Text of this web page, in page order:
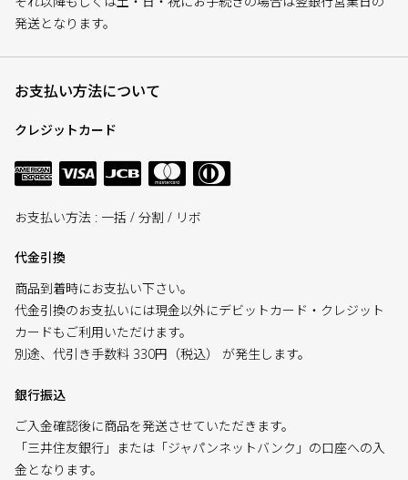
発送となります。
お支払い方法について
クレジットカード
お支払い方法 : 一括 / 分割 / リボ
代金引換
商品到着時にお支払い下さい。
代金引換のお支払いには現金以外にデビットカード・クレジット
カードもご利用いただけます。
別途、代引き手数料 330円（税込） が発生します。
銀行振込
ご入金確認後に商品を発送させていただきます。
「三井住友銀行」または「ジャパンネットバンク」の口座への入
金となります。